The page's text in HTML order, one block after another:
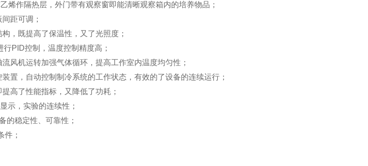
烯作隔热层，外门带有观察窗即能清晰观察箱内的培养物品；
距可调；
，既提高了保温性，又了光照度；
PID控制，温度控制精度高；
风机运转加强气体循环，提高工作室内温度均匀性；
置，自动控制制冷系统的工作状态，有效的了设备的连续运行；
高了性能指标，又降低了功耗；
示，实验的连续性；
的稳定性、可靠性；
件；